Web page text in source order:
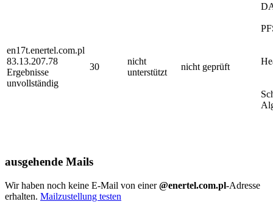
en17t.enertel.com.pl
83.13.207.78
Ergebnisse
unvollständig
30
nicht
unterstützt
nicht geprüft
ausgehende Mails
Wir haben noch keine E-Mail von einer@enertel.com.pl-Adresse
erhalten. Mailzustellung testen